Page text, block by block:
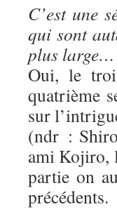
C’est une
qui sont
plus large…
Oui, le
quatrième
sur
(ndr :
ami Kojiro,
partie on
précédents.